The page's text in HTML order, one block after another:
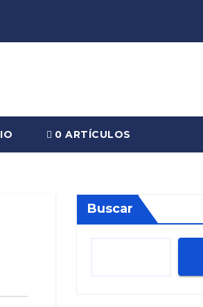
0 ARTÍCULOS
Buscar